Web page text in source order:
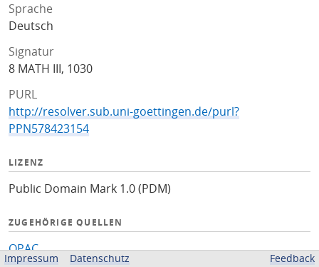
Sprache
Deutsch
Signatur
8 MATH III, 1030
PURL
http://resolver.sub.uni-goettingen.de/purl?
PPN578423154
LIZENZ
Public Domain Mark 1.0 (PDM)
ZUGEHÖRIGE QUELLEN
OPAC
Impressum Datenschutz Feedback